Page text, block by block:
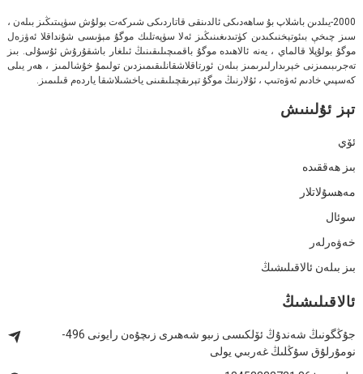
2000-يىلدىن باشلاپ بۇ ساھەدىكى ئالدىنقى قاتاردىكى شىركەت بولۇش سۈپىتىڭىز بىلەن ،
سىز چىخې بىئوتېخنىكىدىن كۈتىدىغىنىڭىز ئەلا سۈپەتلىك موگۇ مېۋىسى شۇنداقلا ئەۋزەل
موگۇ بولۇپلا قالماي ، يەنە ئالاھىدە موگۇ باقمىچىلىقىنىڭ ئىلغار باشقۇرۇش ئۇسۇلى. بىز
تەجرىبىمىزنى خېرىدارلىرىمىز بىلەن ئورتاقلاشقانلىقىمىزدىن تولىمۇ خۇشالمىز ، ھەر يىلى
كەسپىي خادىم ئەۋەتىپ ، ئۇلارنىڭ موگۇ تېرىقچىلىقىنى ياخشىلاشقا ياردەم قىلىمىز.
تېز ئۇلىنىش
ئۆي
بىز ھەققىدە
مەھسۇلاتلار
سوئال
خەۋەرلەر
بىز بىلەن ئالاقىلىشىڭ
ئالاقىلىشىڭ
جۇڭگونىڭ شەندۇڭ ئۆلكىسى زىبو شەھىرى زىچۇەن رايونى 496-
نومۇرلۇق سۇڭلىڭ غەربىي يولى